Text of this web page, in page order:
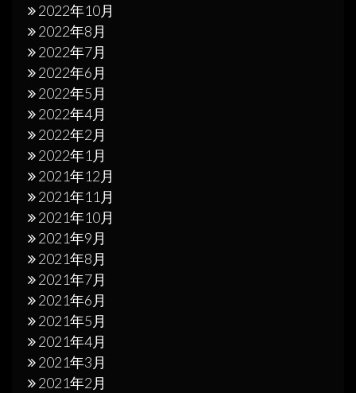
2022年10月
2022年8月
2022年7月
2022年6月
2022年5月
2022年4月
2022年2月
2022年1月
2021年12月
2021年11月
2021年10月
2021年9月
2021年8月
2021年7月
2021年6月
2021年5月
2021年4月
2021年3月
2021年2月